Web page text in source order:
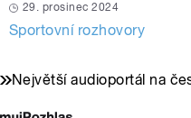
29. prosinec 2024
Sportovní rozhovory
Největší audioportál na